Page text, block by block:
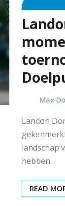
Max
Landon
landschap
hebben…
READ